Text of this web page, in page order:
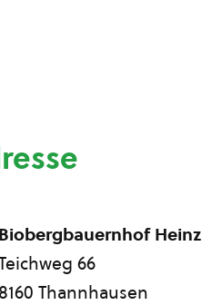
Biobergbauernhof Heinz
66
8160 Thannhausen